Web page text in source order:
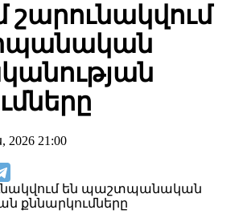
շարունակվում
2026 21:00